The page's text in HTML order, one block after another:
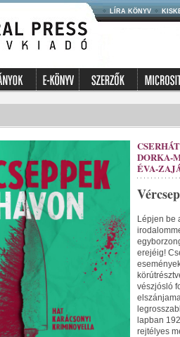
LÍRA KÖNYV
DORKA-
ÉVA-
Lépjen be
erejéig!
vészjósló
lapban
rejtélyes